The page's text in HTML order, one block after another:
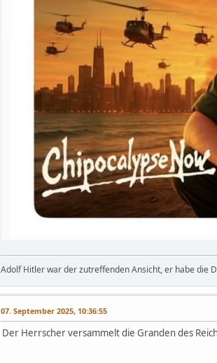
Adolf Hitler war der zutreffenden Ansicht, er habe die
07. September 2025, 10:36:55
Der Herrscher versammelt die Granden des